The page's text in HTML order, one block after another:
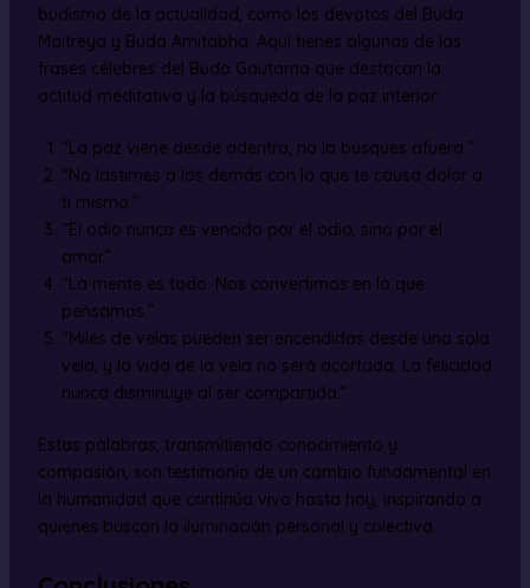
budismo de la actualidad, como los devotos del Buda
Maitreya y Buda Amitabha. Aquí tienes algunas de las
frases célebres del Buda Gautama que destacan la
actitud meditativa y la búsqueda de la paz interior:
“La paz viene desde adentro, no la busques afuera.”
“No lastimes a los demás con lo que te causa dolor a
ti mismo.”
“El odio nunca es vencido por el odio, sino por el
amor.”
“La mente es todo. Nos convertimos en lo que
pensamos.”
“Miles de velas pueden ser encendidas desde una sola
vela, y la vida de la vela no será acortada. La felicidad
nunca disminuye al ser compartida.”
Estas palabras, transmitiendo conocimiento y
compasión, son testimonio de un cambio fundamental en
la humanidad que continúa vivo hasta hoy, inspirando a
quienes buscan la iluminación personal y colectiva.